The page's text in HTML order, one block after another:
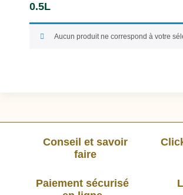
0.5L
Aucun produit ne correspond à votre
Conseil et savoir
faire
Paiement sécurisé